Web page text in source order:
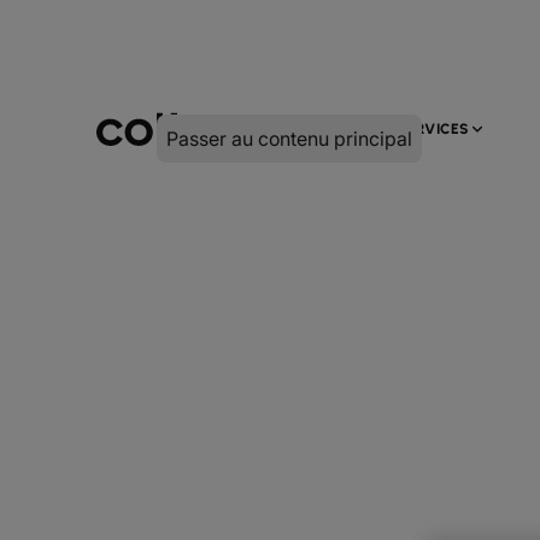
Passer au contenu principal
NUMÉRIQUE SERVICES